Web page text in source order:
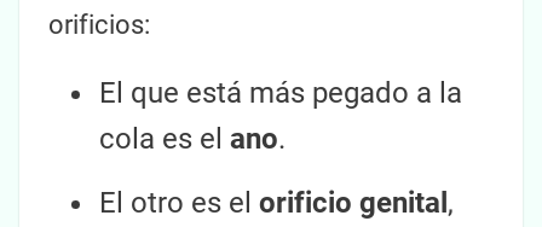
orificios:
El que está más pegado a la
cola es el ano.
El otro es el orificio genital ,